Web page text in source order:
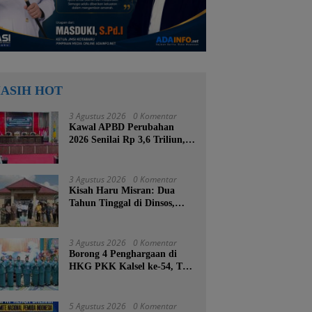
HOT
3 Agustus 2026 0 Komentar
Kawal APBD Perubahan
2026 Senilai Rp 3,6 Triliun,
3 Agustus 2026 0 Komentar
Kisah Haru Misran: Dua
Tahun Tinggal di Dinsos,
Bumbu
3 Agustus 2026 0 Komentar
Borong 4 Penghargaan di
HKG PKK Kalsel ke-54, TP
Kesejahteraan Keluarga
5 Agustus 2026 0 Komentar